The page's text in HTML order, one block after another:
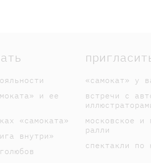
и ее
«самоката»
внутри»
«самокат» у
встречи с
московское и
ралли
спектакли по